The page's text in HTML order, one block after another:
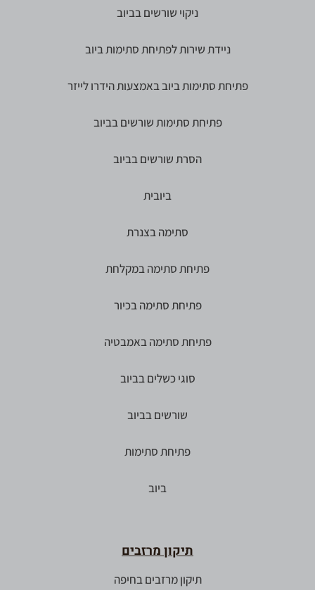
ניקוי שורשים בביוב
ניידת שירות לפתיחת סתימות ביוב
פתיחת סתימות ביוב באמצעות הידרו לייזר
פתיחת סתימות שורשים בביוב
הסרת שורשים בביוב
ביובית
סתימה בצנרת
פתיחת סתימה במקלחת
פתיחת סתימה בכיור
פתיחת סתימה באמבטיה
סוגי כשלים בביוב
שורשים בביוב
פתיחת סתימות
ביוב
תיקון מרזבים
תיקון מרזבים בחיפה